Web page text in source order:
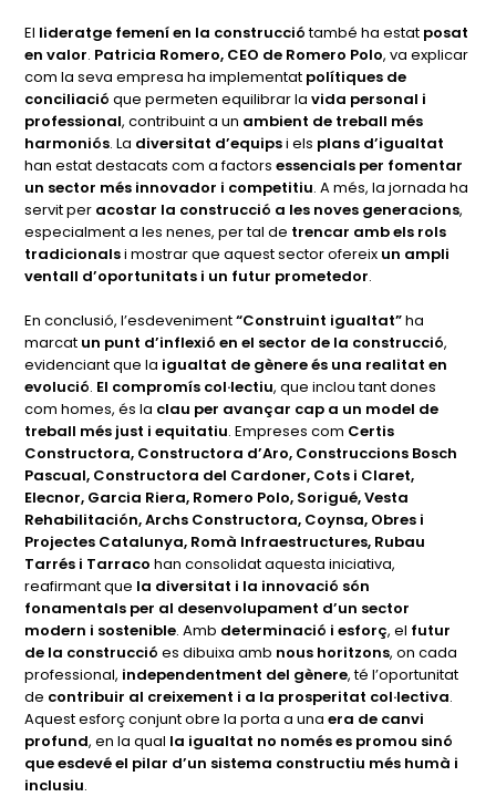
El lideratge femení en la construcciótambé ha estat posat
en valor. Patricia Romero, CEO de Romero Polo, va explicar
com la seva empresa ha implementat polítiques de
conciliació que permeten equilibrar lavida personal i
professional, contribuint a un ambient de treball més
harmoniós. La diversitat d’equipsi els plans d’igualtat
han estat destacats com a factorsessencials per fomentar
un sector més innovador i competitiu. A més, la jornada ha
servit per acostar la construcció a les noves generacions,
especialment a les nenes, per tal de trencar amb els rols
tradicionalsi mostrar que aquest sector ofereix un ampli
ventall d’oportunitats i un futur prometedor.
En conclusió, l’esdeveniment“Construint igualtat”ha
marcat un punt d’inflexió en el sector de la construcció,
evidenciant que la igualtat de gènere és una realitat en
evolució. El compromís col·lectiu, que inclou tant dones
com homes, és la clau per avançar cap a un model de
treball més just i equitatiu. Empreses com Certis
Constructora, Constructora d’Aro, Construccions Bosch
Pascual, Constructora del Cardoner, Cots i Claret,
Elecnor, Garcia Riera, Romero Polo, Sorigué, Vesta
Rehabilitación, Archs Constructora, Coynsa, Obres i
Projectes Catalunya, Romà Infraestructures, Rubau
Tarrés i Tarraco han consolidat aquesta iniciativa,
reafirmant que la diversitat i la innovació són
fonamentals per al desenvolupament d’un sector
modern i sostenible. Amb determinació i esforç, el futur
de la construcció es dibuixa amb nous horitzons, on cada
professional, independentment del gènere, té l’oportunitat
de contribuir al creixement i a la prosperitat col·lectiva.
Aquest esforç conjunt obre la porta a unaera de canvi
profund, en la qual la igualtat no només es promou sinó
que esdevé el pilar d’un sistema constructiu més humà i
inclusiu.